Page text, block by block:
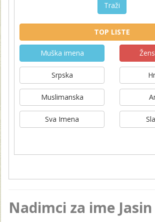
Traži
TOP LISTE
Muška imena
Srpska
Muslimanska
Sva Imena
Nadimci za ime Jasin